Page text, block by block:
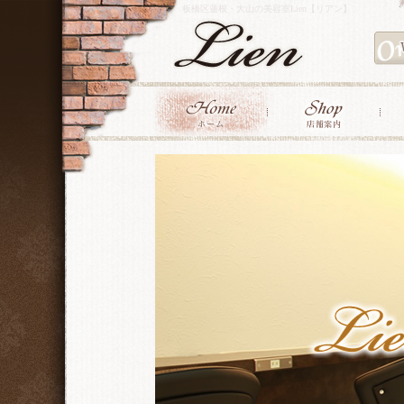
板橋区蓮根・大山の美容室Lien【リアン】